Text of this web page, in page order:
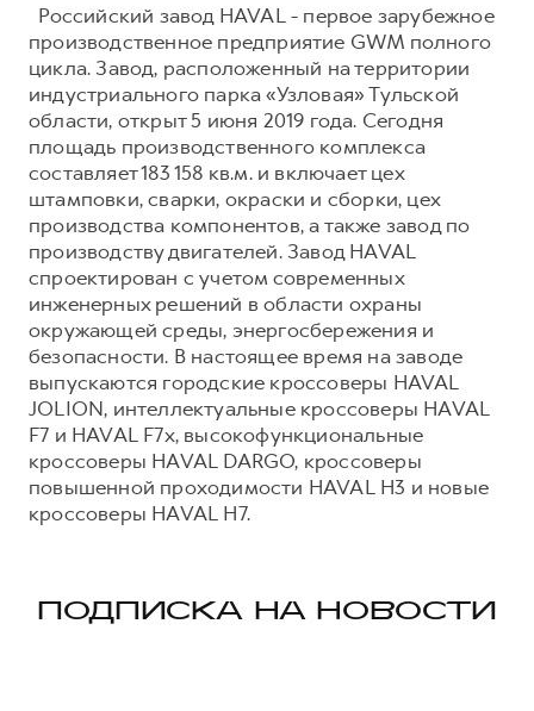
Российский завод HAVAL - первое зарубежное
производственное предприятие GWM полного
цикла. Завод, расположенный на территории
индустриального парка «Узловая» Тульской
области, открыт 5 июня 2019 года. Сегодня
площадь производственного комплекса
составляет 183 158 кв.м. и включает цех
штамповки, сварки, окраски и сборки, цех
производства компонентов, а также завод по
производству двигателей. Завод HAVAL
спроектирован с учетом современных
инженерных решений в области охраны
окружающей среды, энергосбережения и
безопасности. В настоящее время на заводе
выпускаются городские кроссоверы HAVAL
JOLION, интеллектуальные кроссоверы HAVAL
F7 и HAVAL F7x, высокофункциональные
кроссоверы HAVAL DARGO, кроссоверы
повышенной проходимости HAVAL H3 и новые
кроссоверы HAVAL H7.
ПОДПИСКА НА НОВОСТИ